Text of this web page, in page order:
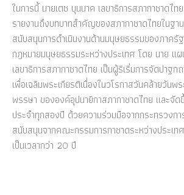
ในการนี้ นายเตช บุนนาค เลขาธิการสภากาชาดไ
รายงานถึงบทบาทสำคัญของสภากาชาดไทยในฐา
สนับสนุนการดำเนินงานด้านมนุษยธรรมของภาครั
กฎหมายมนุษยธรรมระหว่างประเทศ โดย นาย
เลขาธิการสภากาชาดไทย เป็นผู้ริเริ่มการจัดปาฐ
เพื่อเฉลิมพระเกียรติเนื่องในวโรกาสวันคล้ายวัน
พรรษา ขององค์อุปนายิกาสภากาชาดไทย และจัด
ประจำทุกสองปี ด้วยความร่วมมือจากกระทรวงก
สนับสนุนจากคณะกรรมการกาชาดระหว่างประเท
เป็นเวลากว่า 20 ปี